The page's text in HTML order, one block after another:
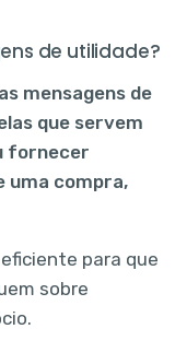
de utilidade?
mensagens de
que servem
fornecer
uma compra,
para que
sobre